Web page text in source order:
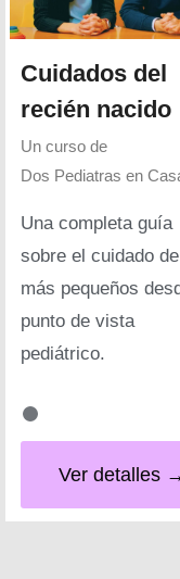
Cuidados del
recién nacido
Un curso de
Dos Pediatras en
Una completa guía
sobre el cuidado
más pequeños
punto de vista
pediátrico.
Ver detalles